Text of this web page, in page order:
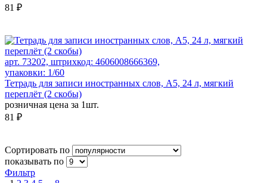
81 ₽
арт. 73202, штрихкод: 4606008666369,
упаковки: 1/60
Тетрадь для записи иностранных слов, А5, 24 л, мягкий
переплёт (2 скобы)
розничная цена за 1шт.
81 ₽
Сортировать по
показывать по
Фильтр